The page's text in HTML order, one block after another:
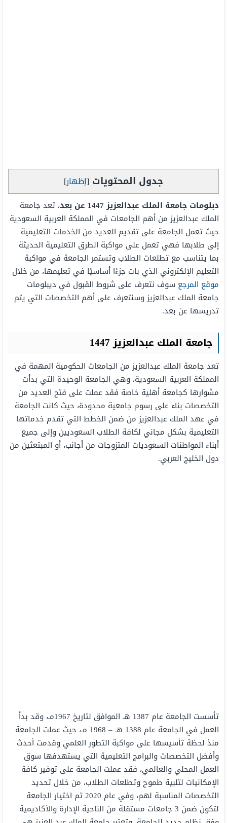
جدول المحتويات [إظهار]
دبلومات جامعة الملك عبدالعزيز 1447 عن بعد
، تعد جامعة
الملك عبدالعزيز من أهم الجامعات في المملكة العربية السعودية
حيث تعمل الجامعة على تقديم العديد من الخدمات التعليمية
إلى طلابها فهي تعمل على مواكبة الطرق التعليمية الحديثة
بما يتناسب مع تطلعات الطلاب وتستمر الجامعة في مواكبة
التعليم الإلكتروني الذي بات جزءًا أساسيًا في تعليمها، من خلال
موقع المرجع سوف نتعرف على شروط القبول في ديبلومات
جامعة الملك عبدالعزيز وسنتعرف على أهم التخصصات التي يتم
تدريسها عن بعد.
جامعة الملك عبدالعزيز 1447
تعد جامعة الملك عبدالعزيز من الجامعات الحكومية المهمة في
المملكة العربية السعودية، وهي الجامعة الوحيدة التي بدأت
مشوارها كجامعة أهلية خاصة فقد عملت على فتح العديد من
التخصصات بناء على رسوم جامعية محدودة، حيث كانت الجامعة
في عهد الملك عبدالعزيز من ضمن الخطط التي تقدم خدماتها
التعليمية بشكل مجاني لكافة الطلاب السعوديين وإلى جميع
أبناء المواطنات السعوديات المتزوجات من أجانب، أو المبتعثين من
دول الخليج العربي.
تأسست الجامعة عام 1387 هـ الموافق لتاريخ 1967مـ، وقد بدأ
العمل في الجامعة عام 1388 هـ – 1968 مـ، حيث عملت الجامعة
منذ لحظة تأسيسها على مواكبة التطور العلمي وقدمت أحدث
وأفضل التخصصات والبرامج التعليمية التي يستهدفها سوق
العمل المحلي والعالمي، فقد عملت الجامعة على توفير كافة
الإمكانيات لتلبية طموح وتطلعات الطلاب، من خلال تحديد
التخصصات المناسبة لهم، وفي عام 2020 تم اختيار الجامعة
لتكون ضمن 3 جامعات مستقلة من الناحية الإدارة والأكاديمية